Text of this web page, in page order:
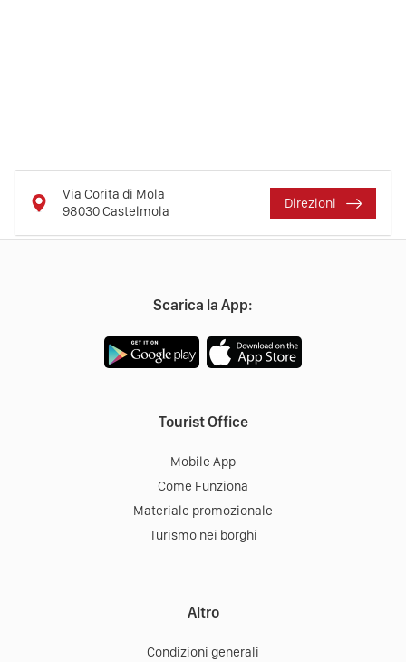
Via Corita di Mola
98030Castelmola
Direzioni
Scarica la App:
Tourist Office
Mobile App
Come Funziona
Materiale promozionale
Turismo nei borghi
Altro
Condizioni generali